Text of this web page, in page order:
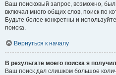
Ваш поисковый запрос, возможно,
включал много общих слов, поиск по
Будьте более конкретны и
поиска.
Вернуться к началу
В результате моего поиска я
Ваш поиск дал слишком большое